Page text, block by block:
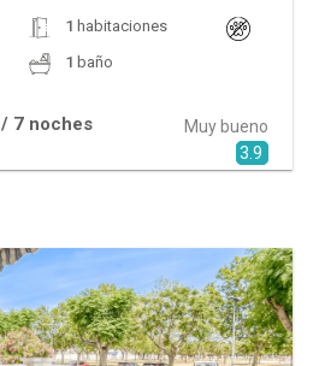
1 habitaciones
1 baño
/ 7 noches
Muy bueno
3.9